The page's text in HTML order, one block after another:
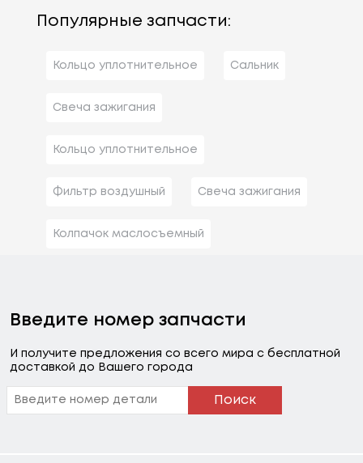
Популярные запчасти:
Кольцо уплотнительное Сальник
Свеча зажигания
Кольцо уплотнительное
Фильтр воздушный Свеча зажигания
Колпачок маслосъемный
Введите номер запчасти
И получите предложения со всего мира с бесплатной
доставкой до Вашего города
Поиск